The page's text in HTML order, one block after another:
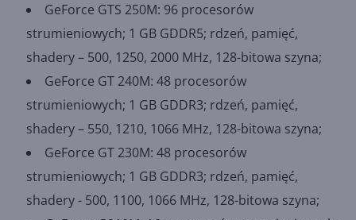
GeForce GTS 250M: 96 procesorów
strumieniowych; 1 GB GDDR5; rdzeń, pamięć,
shadery – 500, 1250, 2000 MHz, 128-bitowa szyna;
GeForce GT 240M: 48 procesorów
strumieniowych; 1 GB GDDR3; rdzeń, pamięć,
shadery – 550, 1210, 1066 MHz, 128-bitowa szyna;
GeForce GT 230M: 48 procesorów
strumieniowych; 1 GB GDDR3; rdzeń, pamięć,
shadery - 500, 1100, 1066 MHz, 128-bitowa szyna;